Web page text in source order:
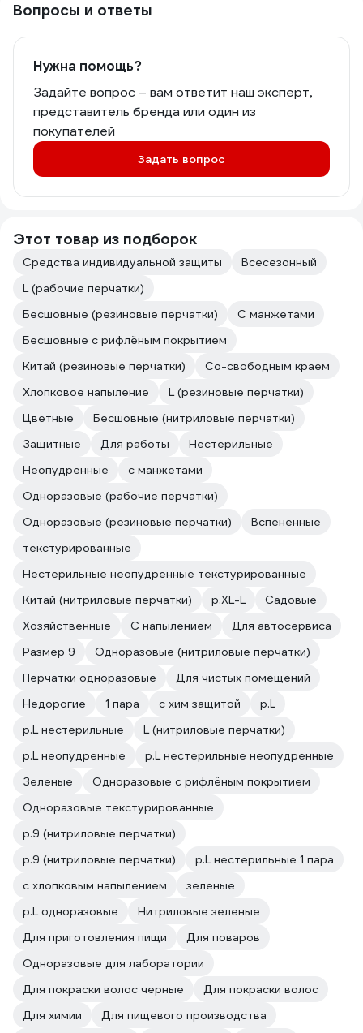
Вопросы и ответы
Нужна помощь?
Задайте вопрос – вам ответит наш эксперт,
представитель бренда или один из
покупателей
Задать вопрос
Этот товар из подборок
Средства индивидуальной защиты
Всесезонный
L (рабочие перчатки)
Бесшовные (резиновые перчатки)
С манжетами
Бесшовные с рифлёным покрытием
Китай (резиновые перчатки)
Со-свободным краем
Хлопковое напыление
L (резиновые перчатки)
Цветные
Бесшовные (нитриловые перчатки)
Защитные
Для работы
Нестерильные
Неопудренные
с манжетами
Одноразовые (рабочие перчатки)
Одноразовые (резиновые перчатки)
Вспененные
текстурированные
Нестерильные неопудренные текстурированные
Китай (нитриловые перчатки)
р.XL-L
Садовые
Хозяйственные
С напылением
Для автосервиса
Размер 9
Одноразовые (нитриловые перчатки)
Перчатки одноразовые
Для чистых помещений
Недорогие
1 пара с хим защитой
р.L
р.L нестерильные
L (нитриловые перчатки)
р.L неопудренные
р.L нестерильные неопудренные
Зеленые
Одноразовые с рифлёным покрытием
Одноразовые текстурированные
р.9 (нитриловые перчатки)
р.9 (нитриловые перчатки)
р.L нестерильные 1 пара
с хлопковым напылением
зеленые
р.L одноразовые
Нитриловые зеленые
Для приготовления пищи
Для поваров
Одноразовые для лаборатории
Для покраски волос черные
Для покраски волос
Для химии
Для пищевого производства